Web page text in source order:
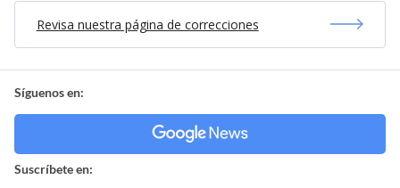
Revisa nuestra página de correcciones
Síguenos en:
Suscríbete en: